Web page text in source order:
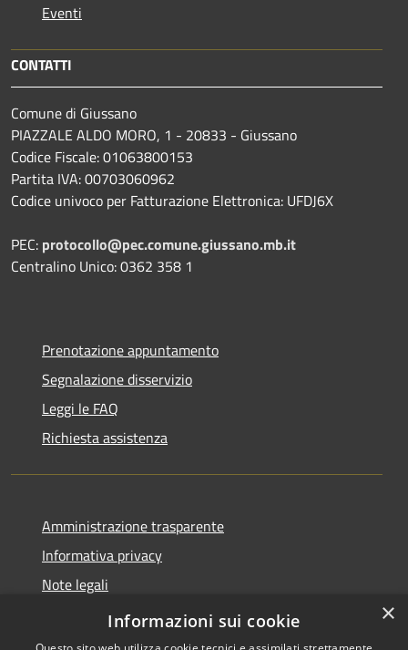
Eventi
CONTATTI
Comune di Giussano
PIAZZALE ALDO MORO, 1 - 20833 - Giussano
Codice Fiscale: 01063800153
Partita IVA: 00703060962
Codice univoco per Fatturazione Elettronica: UFDJ6X
PEC: protocollo@pec.comune.giussano.mb.it
Centralino Unico: 0362 358 1
Prenotazione appuntamento
Segnalazione disservizio
Leggi le FAQ
Richiesta assistenza
Amministrazione trasparente
Informativa privacy
Note legali
Dichiarazione di accessibilità
×
Informazioni sui cookie